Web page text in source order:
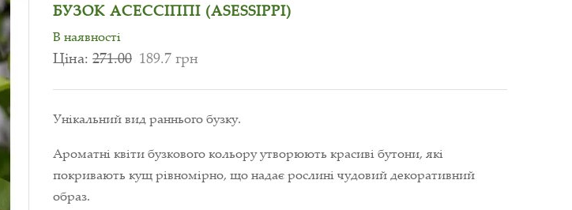
БУЗОК АСЕССІППІ (ASESSIPPI)
В наявності
Ціна: 271.00 189.7 грн
Унікальний вид раннього бузку.
Ароматні квіти бузкового кольору утворюють красиві бутони, які
покривають кущ рівномірно, що надає рослині чудовий декоративний
образ.